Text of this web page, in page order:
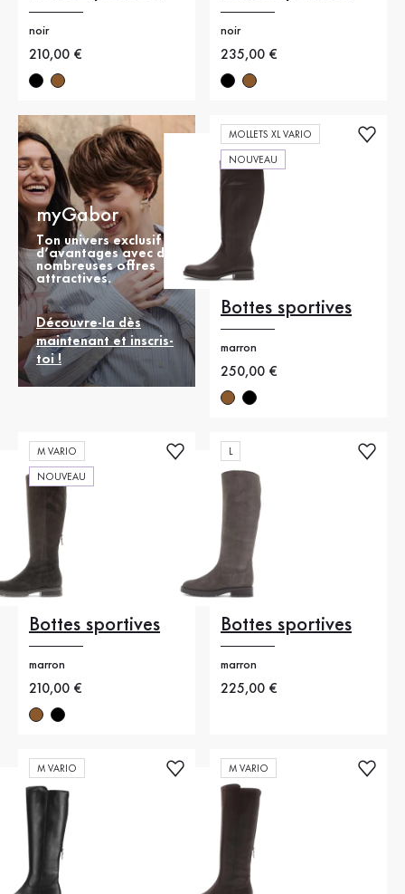
noir
Nouveau prix
210,00 €
noir
Nouveau prix
235,00 €
myGabor
Ton univers exclusif
d’avantages avec de
nombreuses offres
attractives.
Découvre-la dès
maintenant et inscris-
toi !
MOLLETS XL VARIO
NOUVEAU
Bottes sportives
marron
Nouveau prix
250,00 €
M VARIO
NOUVEAU
Bottes sportives
marron
Nouveau prix
210,00 €
Bottes sportives
marron
Nouveau prix
225,00 €
M VARIO M VARIO